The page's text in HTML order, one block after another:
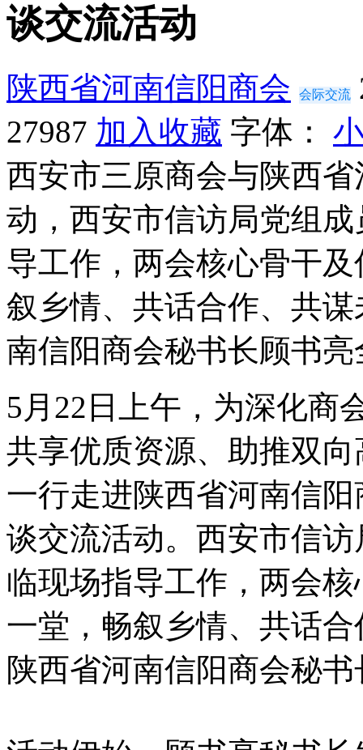
谈交流活动
陕西省河南信阳商会 会际交流
27987 加入收藏 字体：
西安市三原商会与陕西
动，西安市信访局党组
导工作，两会核心骨干
叙乡情、共话合作、共
南信阳商会秘书长顾书
5月22日上午，为深化商
共享优质资源、助推双
一行走进陕西省河南信
谈交流活动。西安市信
临现场指导工作，两会
一堂，畅叙乡情、共话
陕西省河南信阳商会秘